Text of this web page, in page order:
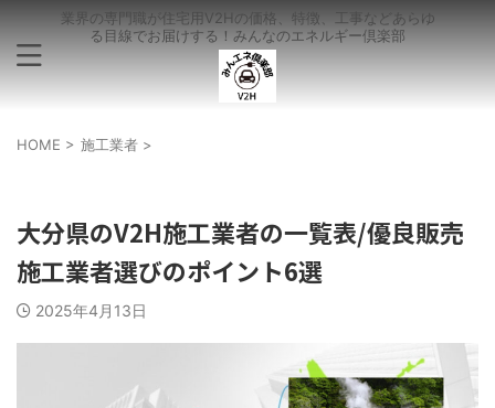
業界の専門職が住宅用V2Hの価格、特徴、工事などあらゆ
る目線でお届けする！みんなのエネルギー倶楽部
HOME > 施工業者 >
大分県のV2H施工業者の一覧表/優良販売
施工業者選びのポイント6選
2025年4月13日